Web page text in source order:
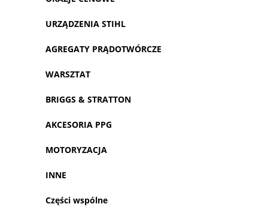
URZĄDZENIA STIHL
AGREGATY PRĄDOTWÓRCZE
WARSZTAT
BRIGGS & STRATTON
AKCESORIA PPG
MOTORYZACJA
INNE
Części wspólne